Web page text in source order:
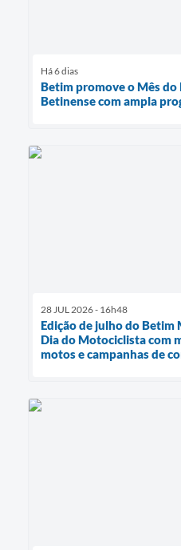
Há 6 dias
Betim promove o Mês
Betinense com ampla
28 JUL 2026 - 16h48
Edição de julho do
Dia do Motociclista com
motos e campanhas de